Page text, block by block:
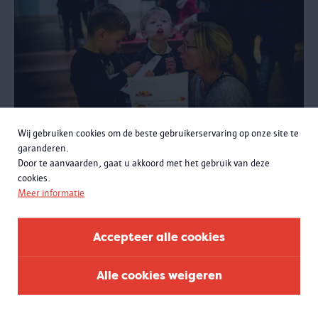
Wij gebruiken cookies om de beste gebruikerservaring op onze site te
garanderen.
Door te aanvaarden, gaat u akkoord met het gebruik van deze
cookies.
Meer informatie
Accepteer alle cookies
Alle cookies weigeren
Op zoek naar de gouden
jaguar
Familiespeurtocht met Vlaamse Gebarentaal
Ga samen met Lasse, Brasil en Nina op schattenjacht in het MAS!
Een familiespeurtocht met Vlaamse Gebarentaal, toegankelijk voor
horende, slechthorende en dove kinderen vanaf 6 jaar.